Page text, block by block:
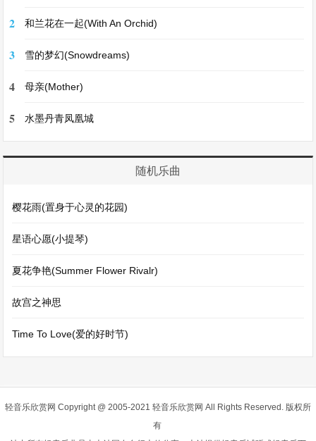
2 和兰花在一起(With An Orchid)
3 雪的梦幻(Snowdreams)
4 母亲(Mother)
5 水墨丹青凤凰城
随机乐曲
樱花雨(置身于心灵的花园)
星语心愿(小提琴)
夏花争艳(Summer Flower Rivalr)
故宫之神思
Time To Love(爱的好时节)
轻音乐欣赏网 Copyright @ 2005-2021 轻音乐欣赏网 All Rights Reserved. 版权所
有